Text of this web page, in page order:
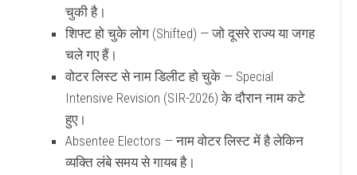
चुकी है।
शिफ्ट हो चुके लोग (Shifted) — जो दूसरे राज्य या जगह
चले गए हैं।
वोटर लिस्ट से नाम डिलीट हो चुके — Special
Intensive Revision (SIR-2026) के दौरान नाम कटे
हुए।
Absentee Electors — नाम वोटर लिस्ट में है लेकिन
व्यक्ति लंबे समय से गायब है।